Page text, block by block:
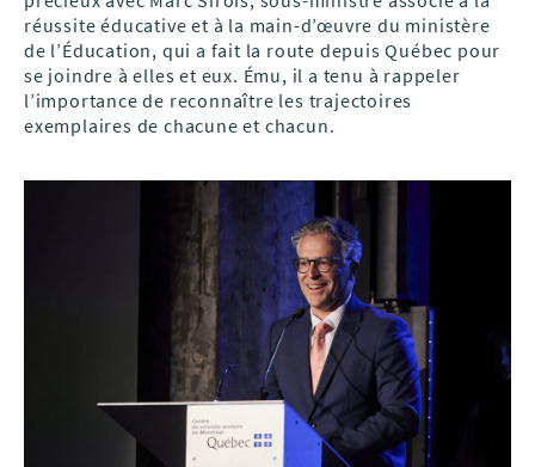
réussite éducative et à la main-d’œuvre du ministère
de l’Éducation, qui a fait la route depuis Québec pour
se joindre à elles et eux. Ému, il a tenu à rappeler
l’importance de reconnaître les trajectoires
exemplaires de chacune et chacun.